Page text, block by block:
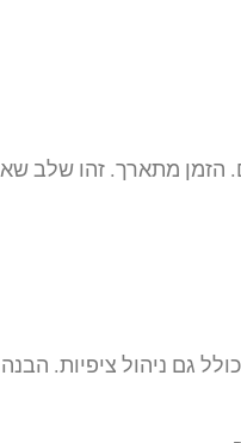
הזמן מתארך. זהו שלב
גם ניהול ציפיות.